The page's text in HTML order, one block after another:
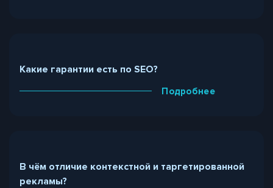
Какие гарантии есть по SEO?
Подробнее
В чём отличие контекстной и таргетированной
рекламы?